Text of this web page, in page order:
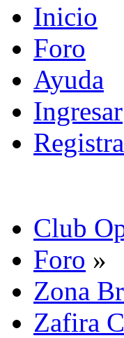
Inicio
Foro
Ayuda
Ingresar
Club
Foro »
Zona
Zafira